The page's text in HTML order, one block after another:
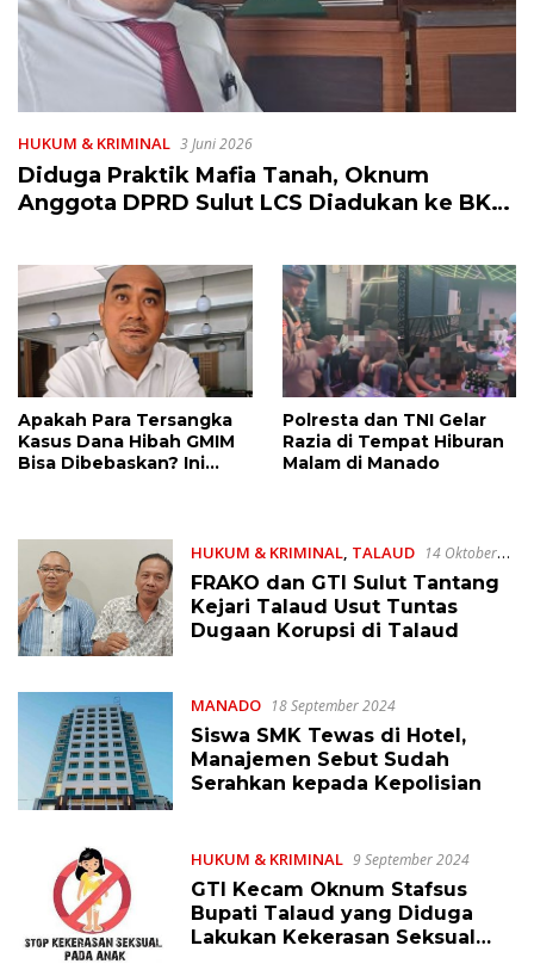
HUKUM & KRIMINAL 3 Juni 2026
Diduga Praktik Mafia Tanah, Oknum
Anggota DPRD Sulut LCS Diadukan ke BK
Apakah Para Tersangka
Kasus Dana Hibah GMIM
Bisa Dibebaskan? Ini
Polresta dan TNI Gelar
Razia di Tempat Hiburan
Malam di Manado
HUKUM & KRIMINAL, TALAUD
14 Oktober
2024
FRAKO dan GTI Sulut Tantang
Kejari Talaud Usut Tuntas
Dugaan Korupsi di Talaud
MANADO 18 September 2024
Siswa SMK Tewas di Hotel,
Manajemen Sebut Sudah
Serahkan kepada Kepolisian
HUKUM & KRIMINAL 9 September 2024
GTI Kecam Oknum Stafsus
Bupati Talaud yang Diduga
Lakukan Kekerasan Seksual